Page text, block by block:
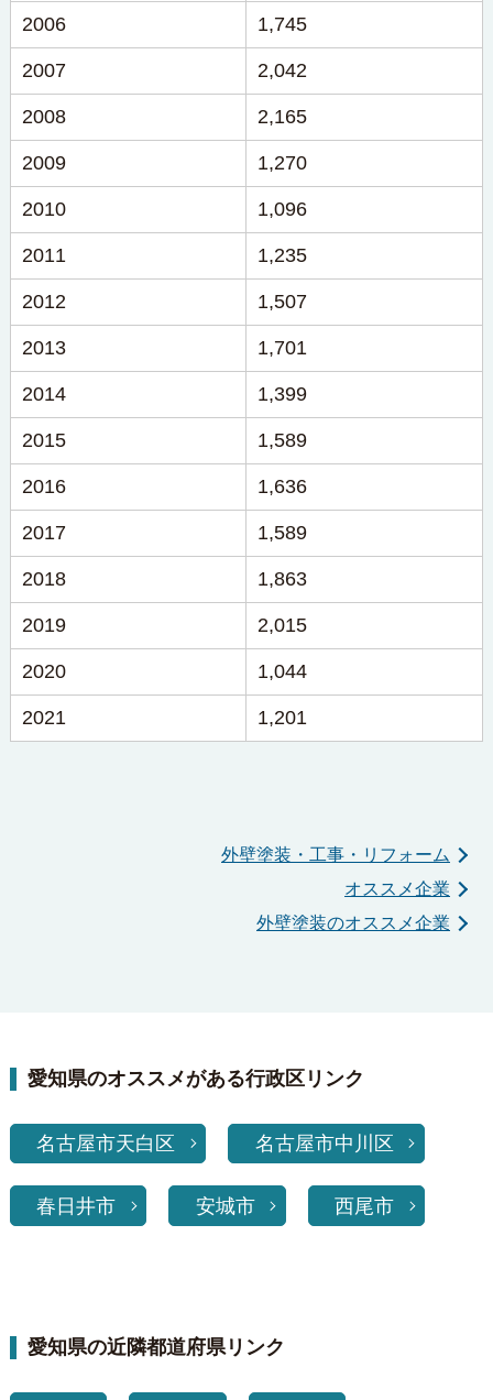
2006 1,745
2007 2,042
2008 2,165
2009 1,270
2010 1,096
2011 1,235
2012 1,507
2013 1,701
2014 1,399
2015 1,589
2016 1,636
2017 1,589
2018 1,863
2019 2,015
2020 1,044
2021 1,201
外壁塗装・工事・リフォーム
オススメ企業
外壁塗装のオススメ企業
愛知県のオススメがある行政区リンク
名古屋市天白区 名古屋市中川区
春日井市 安城市 西尾市
愛知県の近隣都道府県リンク